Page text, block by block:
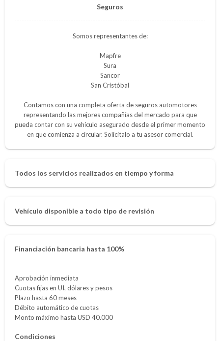
Seguros
Somos representantes de:
Mapfre
Sura
Sancor
San Cristóbal
Contamos con una completa oferta de seguros automotores
representando las mejores compañías del mercado para que
pueda contar con su vehículo asegurado desde el primer momento
en que comienza a circular. Solicítalo a tu asesor comercial.
Todos los servicios realizados en tiempo y forma
Vehículo disponible a todo tipo de revisión
Financiación bancaria hasta 100%
Aprobación inmediata
Cuotas fijas en UI, dólares y pesos
Plazo hasta 60 meses
Débito automático de cuotas
Monto máximo hasta USD 40.000
Condiciones